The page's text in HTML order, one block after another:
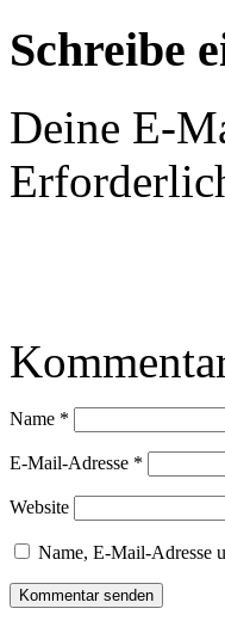
Schreibe
Deine E-
Name *
E-Mail-Adresse *
Website
Name, E-Mail-Adresse